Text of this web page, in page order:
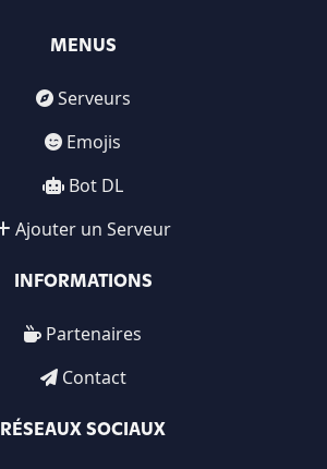
MENUS
Serveurs
Emojis
Bot DL
Ajouter un Serveur
INFORMATIONS
Partenaires
Contact
RÉSEAUX SOCIAUX